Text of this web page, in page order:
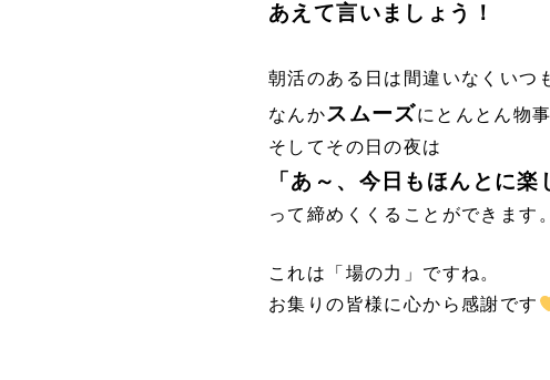
あえて言いましょう！
朝活のある日は間違いなくいつ
なんかスムーズにとんとん物
そしてその日の夜は
「あ～、今日もほんとに楽
って締めくくることができます
これは「場の力」ですね。
お集りの皆様に心から感謝です